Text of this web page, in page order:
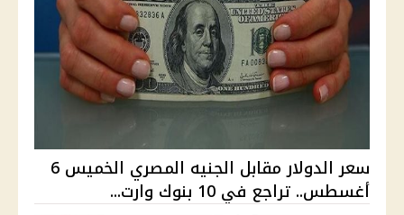
سعر الدولار مقابل الجنيه المصري الخميس 6
أغسطس.. تراجع في 10 بنوك وارت...